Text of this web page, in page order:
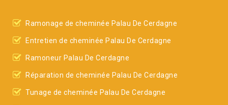
Ramonage de cheminée Palau De Cerdagne
Entretien de cheminée Palau De Cerdagne
Ramoneur Palau De Cerdagne
Réparation de cheminée Palau De Cerdagne
Tunage de cheminée Palau De Cerdagne